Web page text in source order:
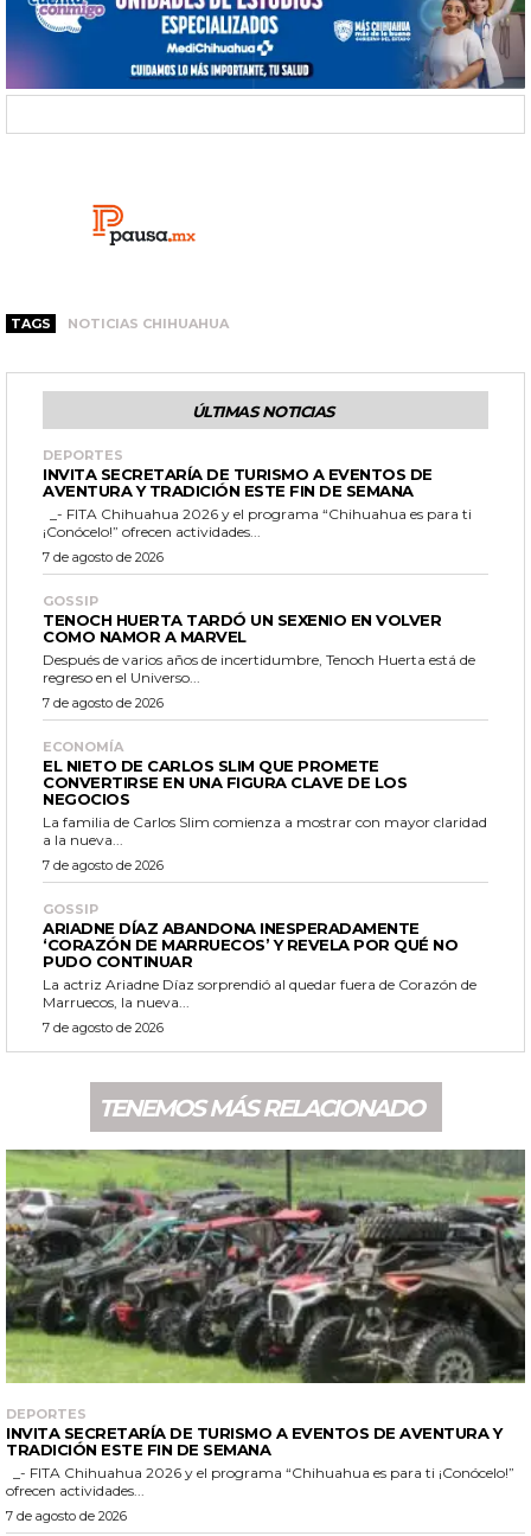
TAGS NOTICIAS CHIHUAHUA
ÚLTIMAS NOTICIAS
DEPORTES
INVITA SECRETARÍA DE TURISMO A EVENTOS DE
AVENTURA Y TRADICIÓN ESTE FIN DE SEMANA
¡Conócelo!” ofrecen actividades...
7 de agosto de 2026
GOSSIP
TENOCH HUERTA TARDÓ UN SEXENIO EN VOLVER
COMO NAMOR A MARVEL
Después de varios años de incertidumbre, Tenoch Huerta está de
regreso en el Universo...
7 de agosto de 2026
ECONOMÍA
EL NIETO DE CARLOS SLIM QUE PROMETE
CONVERTIRSE EN UNA FIGURA CLAVE DE LOS
NEGOCIOS
La familia de Carlos Slim comienza a mostrar con mayor claridad
a la nueva...
7 de agosto de 2026
GOSSIP
ARIADNE DÍAZ ABANDONA INESPERADAMENTE
‘CORAZÓN DE MARRUECOS’ Y REVELA POR QUÉ NO
PUDO CONTINUAR
La actriz Ariadne Díaz sorprendió al quedar fuera de Corazón de
Marruecos, la nueva...
7 de agosto de 2026
TENEMOS MÁS RELACIONADO
DEPORTES
INVITA SECRETARÍA DE TURISMO A EVENTOS DE AVENTURA Y
TRADICIÓN ESTE FIN DE SEMANA
ofrecen actividades...
7 de agosto de 2026